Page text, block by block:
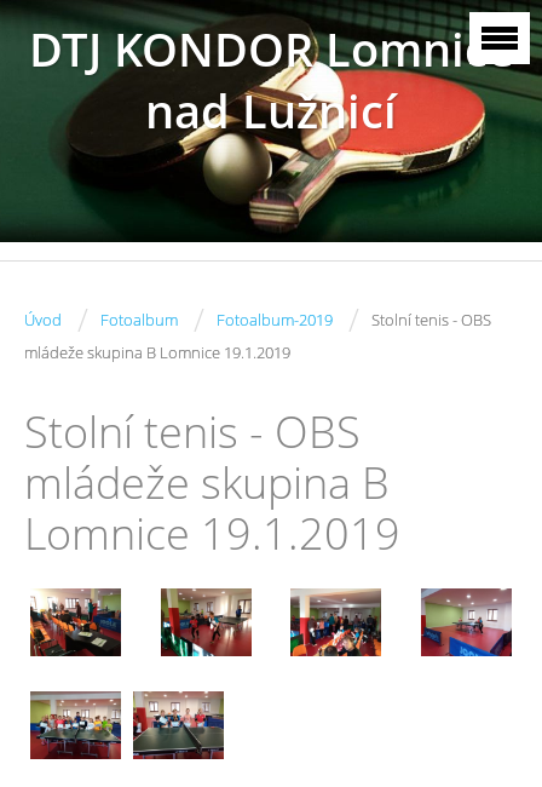
DTJ KONDOR Lomnice
nad Lužnicí
Úvod / Fotoalbum / Fotoalbum-2019 /
Stolní tenis - OBS
mládeže skupina B Lomnice 19.1.2019
Stolní tenis - OBS
mládeže skupina B
Lomnice 19.1.2019